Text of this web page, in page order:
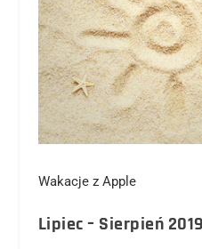
Wakacje z Apple
Lipiec – Sierpień 2019